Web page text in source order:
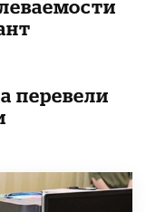
перевели